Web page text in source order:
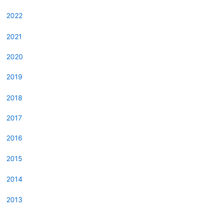
2022
2021
2020
2019
2018
2017
2016
2015
2014
2013